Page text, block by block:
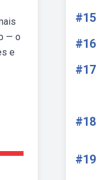
— o
e
#15
#16
#17
#18
#19